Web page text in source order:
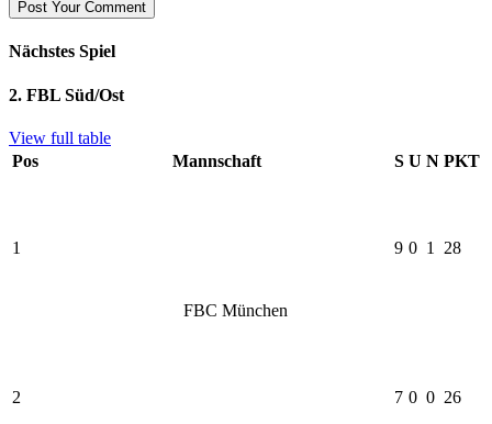
Nächstes Spiel
2. FBL Süd/Ost
View full table
Pos
Mannschaft S U N PKT
1
FBC München
9 0 1 28
2 7 0 0 26